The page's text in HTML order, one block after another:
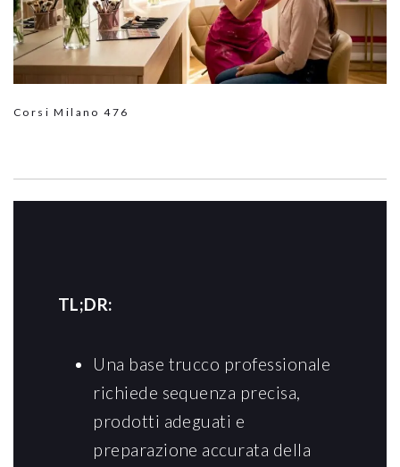
Corsi Milano476
TL;DR:
Una base trucco professionale
richiede sequenza precisa,
prodotti adeguati e
preparazione accurata della